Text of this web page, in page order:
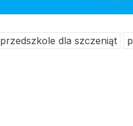
przedszkole dla szczeniąt